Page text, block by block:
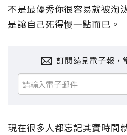
不是最優秀你很容易就被淘
是讓自己死得慢一點而已。
訂閱遠見電子報，
現在很多人都忘記其實時間